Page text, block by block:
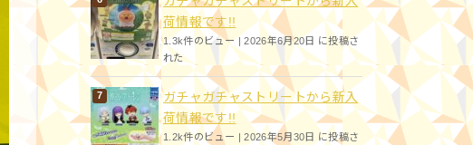
荷情報です!!
1.3k件のビュー|2026年6月20日 に投稿さ
れた
ガチャガチャストリートから新入
荷情報です!!
1.2k件のビュー |2026年5月30日 に投稿さ